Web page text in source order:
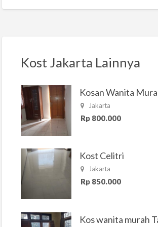
Kost Jakarta Lainnya
Jakarta
Rp 800.000
Kost Celitri
Jakarta
Rp 850.000